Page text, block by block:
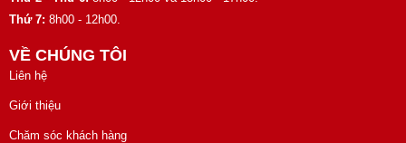
Thứ 7: 8h00 - 12h00.
VỀ CHÚNG TÔI
Liên hệ
Giới thiệu
Chăm sóc khách hàng